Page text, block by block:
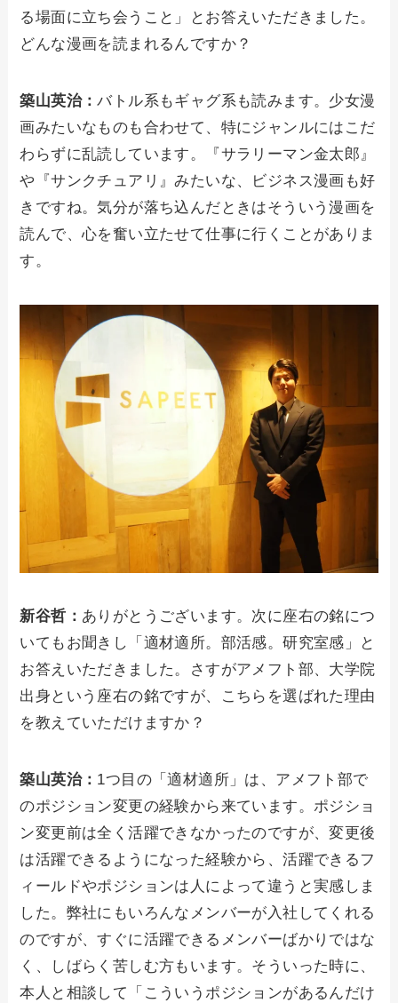
る場面に立ち会うこと」とお答えいただきました。
どんな漫画を読まれるんですか？
築山英治：バトル系もギャグ系も読みます。少女漫
画みたいなものも合わせて、特にジャンルにはこだ
わらずに乱読しています。『サラリーマン金太郎』
や『サンクチュアリ』みたいな、ビジネス漫画も好
きですね。気分が落ち込んだときはそういう漫画を
読んで、心を奮い立たせて仕事に行くことがありま
す。
新谷哲： ありがとうございます。次に座右の銘につ
いてもお聞きし「適材適所。部活感。研究室感」と
お答えいただきました。さすがアメフト部、大学院
出身という座右の銘ですが、こちらを選ばれた理由
を教えていただけますか？
築山英治： 1つ目の「適材適所」は、アメフト部で
のポジション変更の経験から来ています。ポジショ
ン変更前は全く活躍できなかったのですが、変更後
は活躍できるようになった経験から、活躍できるフ
ィールドやポジションは人によって違うと実感しま
した。弊社にもいろんなメンバーが入社してくれる
のですが、すぐに活躍できるメンバーばかりではな
く、しばらく苦しむ方もいます。そういった時に、
本人と相談して「こういうポジションがあるんだけ